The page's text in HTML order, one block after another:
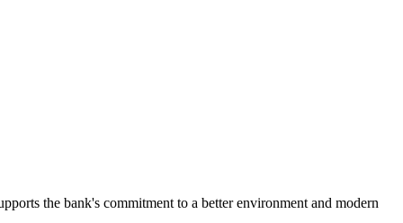
the bank's commitment to a better environment and modern